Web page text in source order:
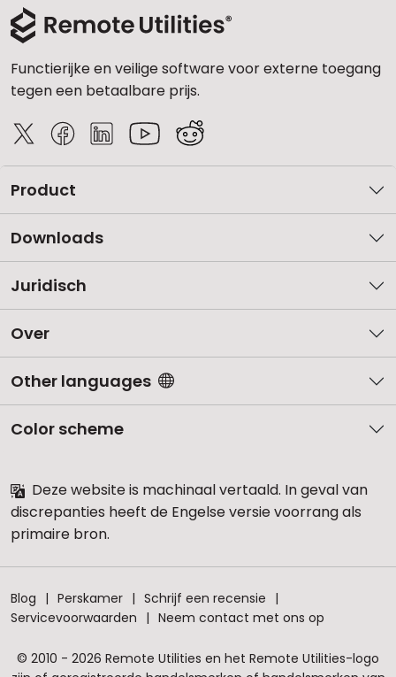
Functierijke en veilige software voor externe toegang
tegen een betaalbare prijs.
Product
Downloads
Juridisch
Over
Other languages
Color scheme
Deze website is machinaal vertaald. In geval van
discrepanties heeft de Engelse versie voorrang als
primaire bron.
Blog Perskamer
Schrijf een recensie
Servicevoorwaarden
Neem contact met ons op
© 2010 - 2026 Remote Utilities en het Remote Utilities-logo